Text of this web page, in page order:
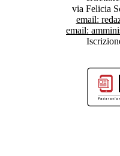
via Felicia
email:
email: